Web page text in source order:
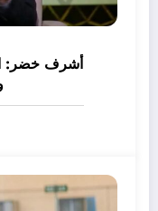
أشرف خضر: